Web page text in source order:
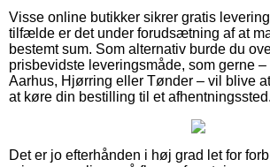
Visse online butikker sikrer gratis
tilfælde er det under forudsætning af at
bestemt sum. Som alternativ burde du
prisbevidste leveringsmåde, som gerne –
Aarhus, Hjørring eller Tønder – vil blive at
at køre din bestilling til et afhentningssted.
Det er jo efterhånden i høj grad let for